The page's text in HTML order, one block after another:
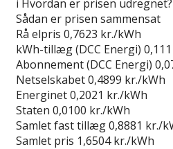
i Hvordan er prisen udregnet?
Sådan er prisen sammensat
Rå elpris 0,7623 kr./kWh
kWh-tillæg (DCC Energi)
Abonnement (DCC Energi)
Netselskabet0,4899 kr./kWh
Energinet0,2021 kr./kWh
Staten 0,0100 kr./kWh
Samlet fast tillæg0,8881 kr./
Samlet pris 1,6504 kr./kWh